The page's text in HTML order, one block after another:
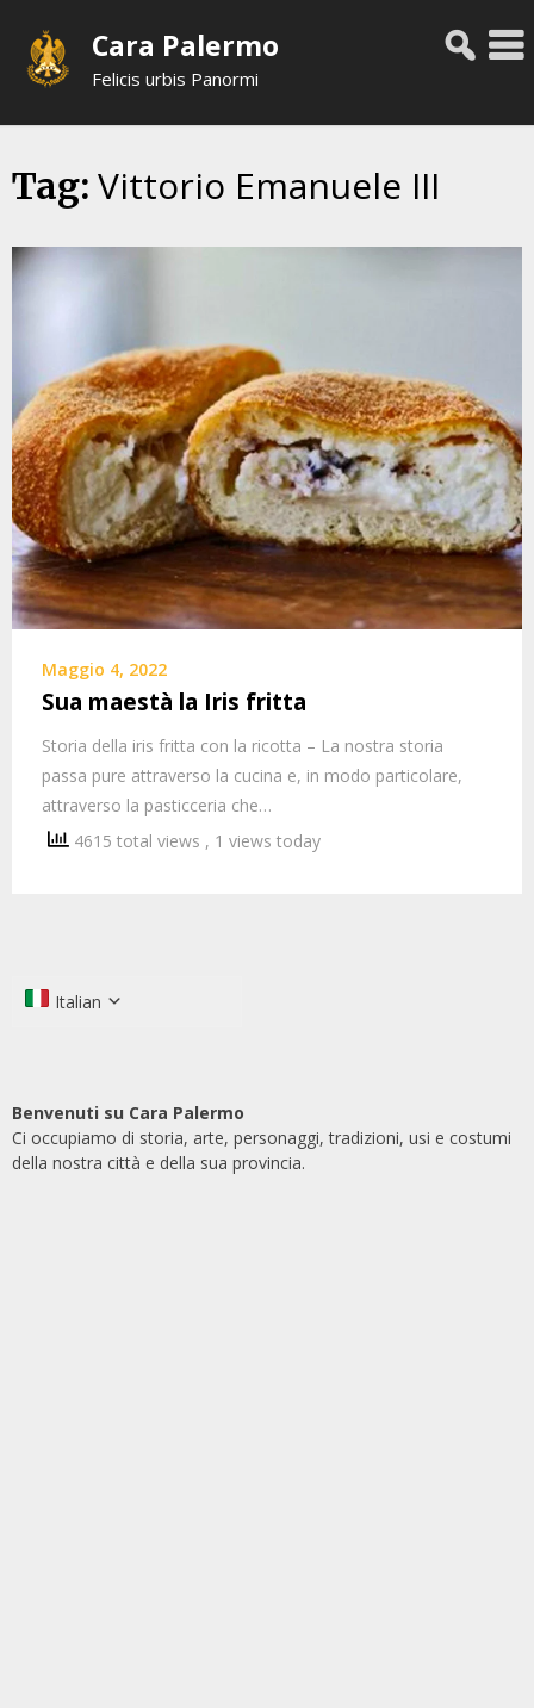
content
Cara Palermo
Felicis urbis Panormi
Tag: Vittorio Emanuele III
Maggio 4, 2022
Sua maestà la Iris fritta
Storia della iris fritta con la ricotta – La nostra storia
passa pure attraverso la cucina e, in modo particolare,
attraverso la pasticceria che…
4615 total views , 1 views today
Italian
Benvenuti su Cara Palermo
Ci occupiamo di storia, arte, personaggi, tradizioni, usi e costumi
della nostra città e della sua provincia.